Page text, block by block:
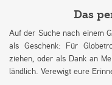
Das
Auf der Suche nach einem
als Geschenk: Für
ziehen, oder als Dank an
ländlich. Verewigt eure